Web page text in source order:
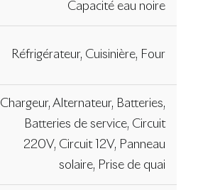
Capacité eau noire
Réfrigérateur, Cuisinière, Four
Chargeur, Alternateur, Batteries,
Batteries de service, Circuit
220V, Circuit 12V, Panneau
solaire, Prise de quai